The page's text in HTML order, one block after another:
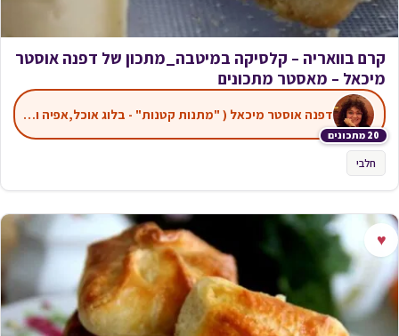
קרם בוואריה – קלסיקה במיטבה_מתכון של דפנה אוסטר
מיכאל – מאסטר מתכונים
20 מתכונים
דפנה אוסטר מיכאל ( "מתנות קטנות" - בלוג אוכל,אפיה ועוד)
חלבי
♥